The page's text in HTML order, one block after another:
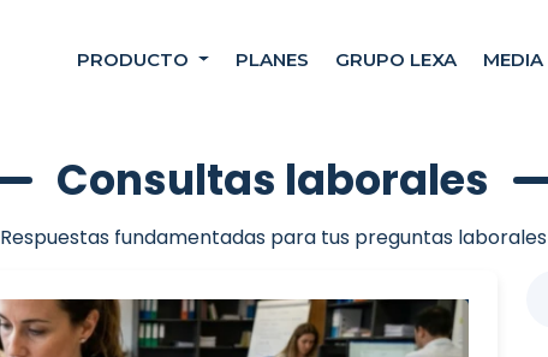
PRODUCTO PLANES GRUPO LEXA MEDIA
Consultas laborales
Respuestas fundamentadas para tus preguntas laborales